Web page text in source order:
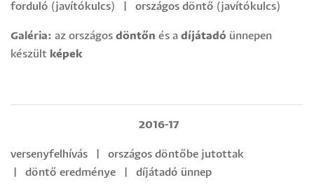
forduló ( javítókulcs) | országos döntő ( javítókulcs)
Galéria: az országos döntőn és a díjátadó ünnepen
készült képek
2016-17
versenyfelhívás
országos döntőbe jutottak
döntő eredménye díjátadó ünnep